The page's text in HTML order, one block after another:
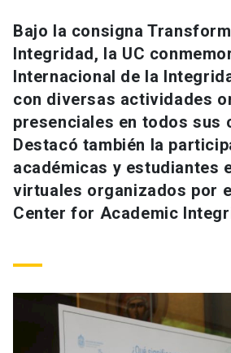
Universidad
Información para keyboard_arrow_down
Futuros estudiantes
Estudiantes
Académicos
Padres y familia
Go to english site launch
ACCESOS DIRECTOS
Admisión launch
Correo UC
Mi Portal UC launch
Medios Biblioteca
Bajo la consigna
Integridad, la UC
Internacional de la
con diversas actividades
presenciales en todos sus
Destacó también la
académicas y estudiantes
virtuales organizados por
Center for Academic